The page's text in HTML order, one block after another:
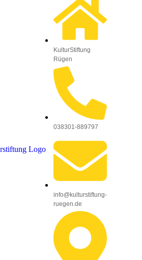
KulturStiftung
Rügen
038301-889797
info@kulturstiftung-
ruegen.de